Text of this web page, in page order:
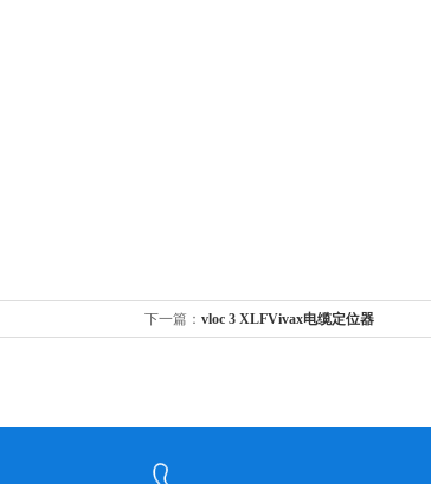
下一篇： vloc 3 XLFVivax电缆定位器